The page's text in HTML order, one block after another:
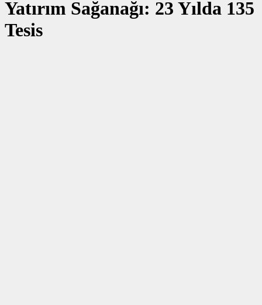
Yatırım Sağanağı: 23 Yılda 135
Tesis